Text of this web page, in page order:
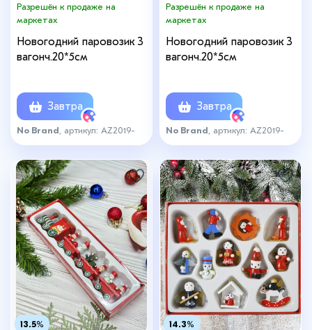
Разрешён к продаже на
маркетах
Новогодний паровозик 3
вагонч.20*5см
Завтра
No Brand , артикул: AZ2019-
1057бел
Разрешён к продаже на
маркетах
Новогодний паровозик 3
вагонч.20*5см
Завтра
No Brand , артикул: AZ2019-
1057зел
13.5% 14.3%